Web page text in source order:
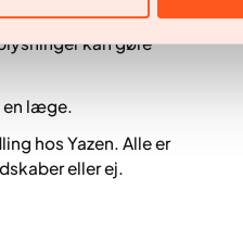
Det kan give dig
kan gøre
læge.
hos Yazen. Alle er
eller ej.